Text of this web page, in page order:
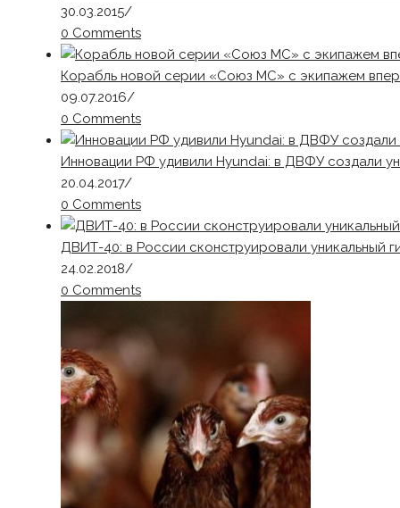
30.03.2015/
0 Comments
Корабль новой серии «Союз МС» с экипажем
09.07.2016/
0 Comments
Инновации РФ удивили Hyundai: в ДВФУ создали
20.04.2017/
0 Comments
ДВИТ-40: в России сконструировали уникальный
24.02.2018/
0 Comments